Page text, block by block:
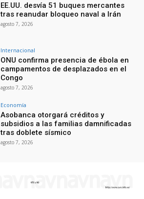
EE.UU. desvía 51 buques mercantes
tras reanudar bloqueo naval a Irán
agosto 7, 2026
Internacional
ONU confirma presencia de ébola en
campamentos de desplazados en el
Congo
agosto 7, 2026
Economía
Asobanca otorgará créditos y
subsidios a las familias damnificadas
tras doblete sísmico
agosto 7, 2026